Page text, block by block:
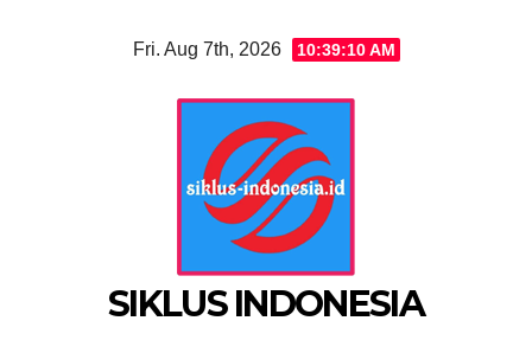
Fri. Aug 7th, 2026 10:39:11 AM
SIKLUS INDONESIA